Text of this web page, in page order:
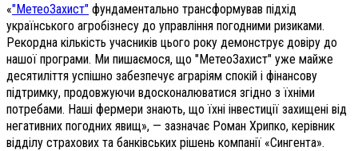
«"МетеоЗахист" фундаментально трансформував підхід
українського агробізнесу до управління погодними ризиками.
Рекордна кількість учасників цього року демонструє довіру до
нашої програми. Ми пишаємося, що "МетеоЗахист" уже майже
десятиліття успішно забезпечує аграріям спокій і фінансову
підтримку, продовжуючи вдосконалюватися згідно з їхніми
потребами. Наші фермери знають, що їхні інвестиції захищені від
негативних погодних явищ», — зазначає Роман Хрипко, керівник
відділу страхових та банківських рішень компанії «Сингента».